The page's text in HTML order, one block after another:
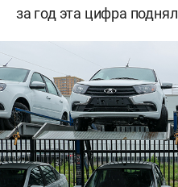
за год эта цифра